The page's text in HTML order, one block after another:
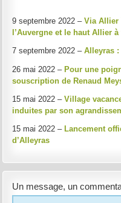
9 septembre 2022 –Via Allier
l’Auvergne et le haut Allier
7 septembre 2022 –Alleyras
26 mai 2022 –Pour une
souscription de Renaud
15 mai 2022 –Village
induites par son
15 mai 2022 – Lancement
d’Alleyras
Un message, un